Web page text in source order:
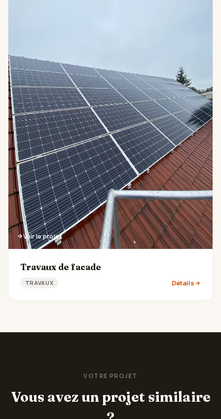
Voir le projet
Travaux de facade
TRAVAUX Détails
VOTRE PROJET
Vous avez un projet similaire